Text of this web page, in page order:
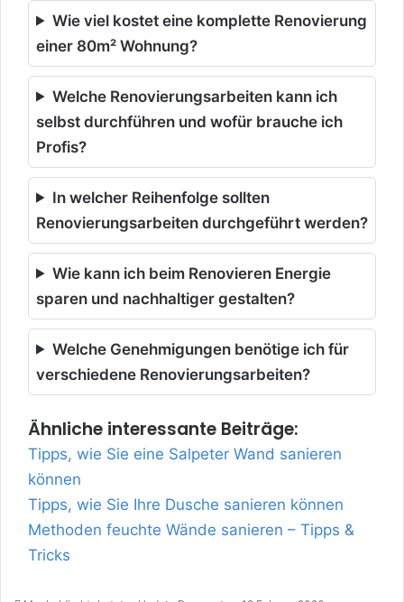
Wie viel kostet eine komplette Renovierung
einer 80m² Wohnung?
Welche Renovierungsarbeiten kann ich
selbst durchführen und wofür brauche ich
Profis?
In welcher Reihenfolge sollten
Renovierungsarbeiten durchgeführt werden?
Wie kann ich beim Renovieren Energie
sparen und nachhaltiger gestalten?
Welche Genehmigungen benötige ich für
verschiedene Renovierungsarbeiten?
Ähnliche interessante Beiträge:
Tipps, wie Sie eine Salpeter Wand sanieren
können
Tipps, wie Sie Ihre Dusche sanieren können
Methoden feuchte Wände sanieren – Tipps &
Tricks